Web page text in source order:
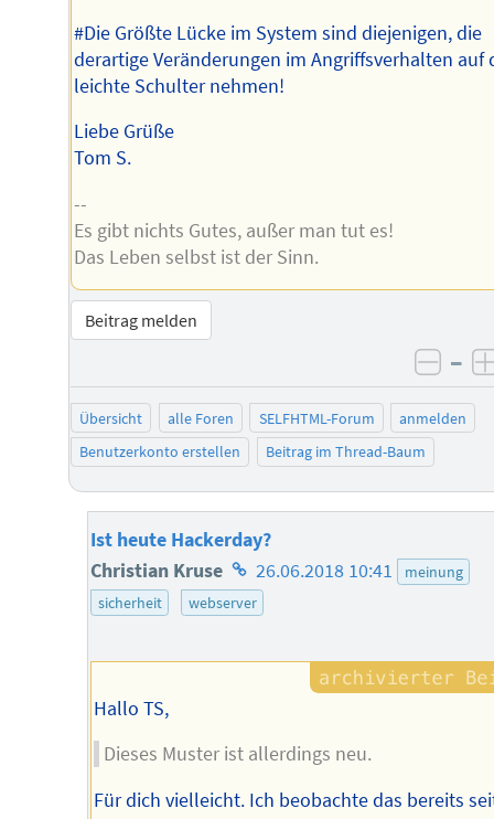
#Die Größte Lücke im System sind diejenigen, die
derartige Veränderungen im Angriffsverhalten auf
leichte Schulter nehmen!
Liebe Grüße
Tom S.
--
Es gibt nichts Gutes, außer man tut es!
Das Leben selbst ist der Sinn.
Beitrag melden
–
Übersicht alle Foren SELFHTML-Forum
anmelden
Benutzerkonto erstellen
Beitrag im Thread-Baum
Ist heute Hackerday?
Christian Kruse Homepage
des
26.06.2018 10:41
meinung
sicherheit
webserver
Hallo TS,
Dieses Muster ist allerdings neu.
Für dich vielleicht. Ich beobachte das bereits